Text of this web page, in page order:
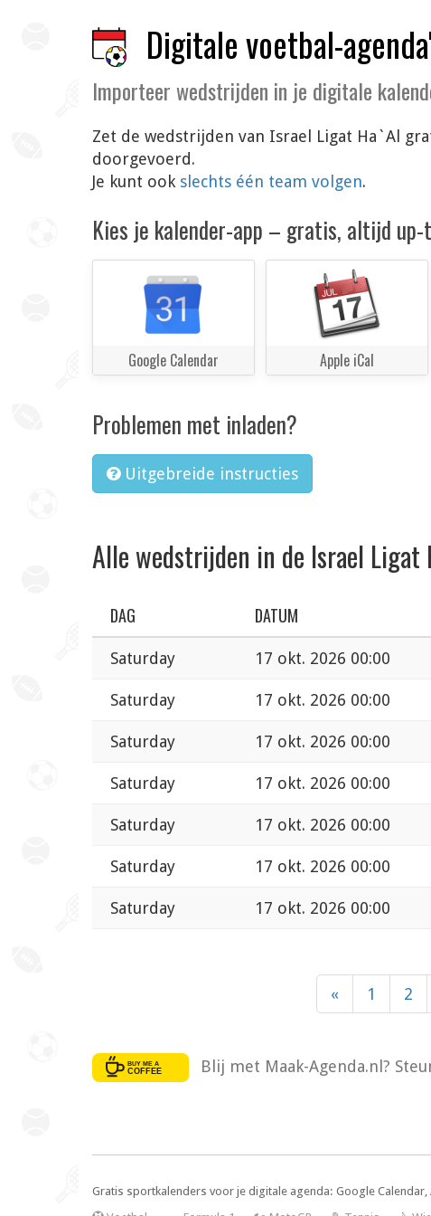
Digitale voetbal-
Importeer wedstrijden in je digitale
Zet de wedstrijden van Israel Ligat Ha`Al
doorgevoerd.
Je kunt ook slechts één team volgen.
Kies je kalender-app – gratis, altijd
Google Calendar Apple iCal
Problemen met inladen?
Uitgebreide instructies
Alle wedstrijden in de Israel Ligat
DAG DATUM
Saturday 17 okt. 2026 00:00
Saturday 17 okt. 2026 00:00
Saturday 17 okt. 2026 00:00
Saturday 17 okt. 2026 00:00
Saturday 17 okt. 2026 00:00
Saturday 17 okt. 2026 00:00
Saturday 17 okt. 2026 00:00
« 1 2
Blij met Maak-Agenda.nl?
Gratis sportkalenders voor je digitale agenda: Google